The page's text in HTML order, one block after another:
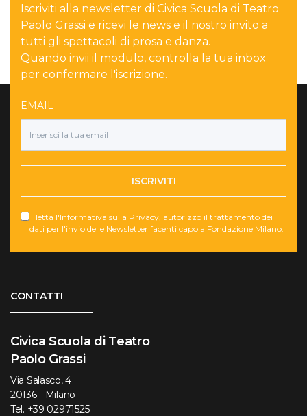
Iscriviti alla newsletter di Civica Scuola di Teatro
Paolo Grassi e ricevi le news e il nostro invito a
tutti gli spettacoli di prosa e danza.
Quando invii il modulo, controlla la tua inbox
per confermare l'iscrizione.
EMAIL
ISCRIVITI
letta l'Informativa sulla Privacy , autorizzo il trattamento dei
dati per l'invio delle Newsletter facenti capo a Fondazione Milano.
CONTATTI
Civica Scuola di Teatro
Paolo Grassi
Via Salasco, 4
20136 - Milano
Tel. +39 02971525